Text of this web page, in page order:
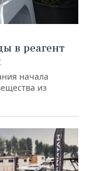
в реагент
начала
из